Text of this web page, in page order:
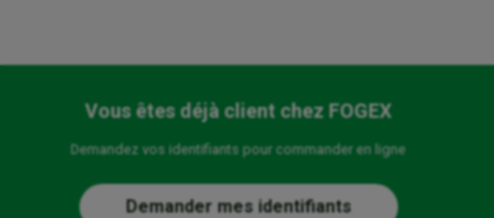
Vous êtes déjà client chez FOGEX
Demandez vos identifiants pour commander en ligne
Demander mes identifiants